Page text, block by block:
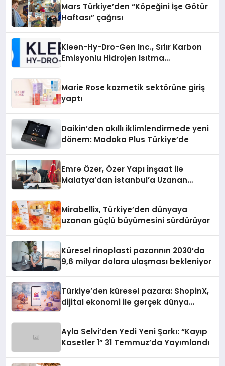
Mars Türkiye’den “Köpeğini İşe Götür
Haftası” çağrısı
Kleen-Hy-Dro-Gen Inc., Sıfır Karbon
Emisyonlu Hidrojen Isıtma
Marie Rose kozmetik sektörüne giriş
yaptı
Daikin’den akıllı iklimlendirmede yeni
dönem: Madoka Plus Türkiye’de
Emre Özer, Özer Yapı İnşaat ile
Malatya’dan İstanbul’a Uzanan
Mirabellix, Türkiye’den dünyaya
uzanan güçlü büyümesini sürdürüyor
Küresel rinoplasti pazarının 2030’da
9,6 milyar dolara ulaşması bekleniyor
Türkiye’den küresel pazara: ShopinX,
dijital ekonomi ile gerçek dünya
Ayla Selvi’den Yedi Yeni Şarkı: “Kayıp
Kasetler 1” 31 Temmuz’da Yayımlandı